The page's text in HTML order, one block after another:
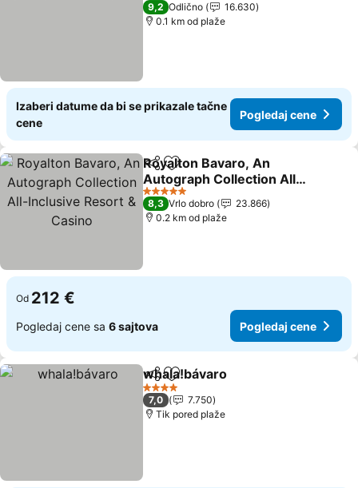
9,2 Odlično
16.630
0.1 km od plaže
Izaberi datume da bi se prikazale tačne
cene
Pogledaj cene
Deli Dodati u favorite
Royalton Bavaro, An
Autograph Collection All-
Inclusive Resort & Casino
5 Zvezdice
8,3 Vrlo dobro
23.866
0.2 km od plaže
Od 212 €
Pogledaj cene sa 6 sajtova Pogledaj cene
Deli Dodati u favorite
whala!bávaro
4 Zvezdice
7,0
7.750
Tik pored plaže